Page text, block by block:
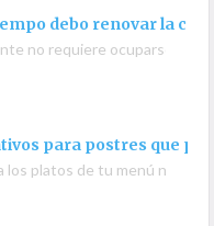
debo renovar la
no requiere ocuparse
para postres que
los platos de tu menú no es